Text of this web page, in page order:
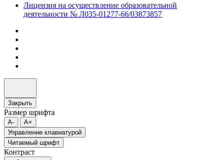
Лицензия на осуществление образовательной
деятельности № Л035-01277-66/03873857
Закрыть
Размер шрифта
A-
A+
Управление клавиатурой
Читаемый шрифт
Контраст